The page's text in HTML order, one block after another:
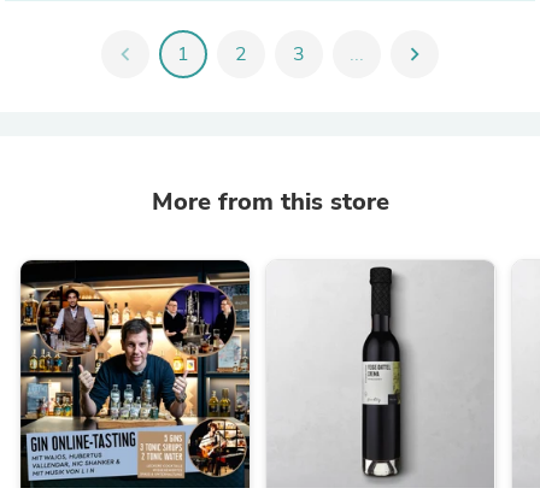
chevron_left 1 2 3 ... chevron_right
More from this store